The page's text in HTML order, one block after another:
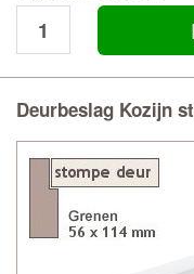
Deurbeslag Kozijn